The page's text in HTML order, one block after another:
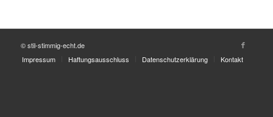
© stil-stimmig-echt.de
Impressum
Haftungsausschluss Datenschutzerklärung Kontakt